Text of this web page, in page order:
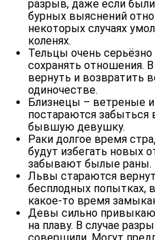
разрыв, даже если
бурных выяснений
некоторых случаях
коленях.
Тельцы очень
сохранять отношения.
вернуть и возвратить
одиночестве.
Близнецы – ветреные
постараются забыться
бывшую девушку.
Раки долгое время
будут избегать новых
забывают былые раны.
Львы стараются
бесплодных попытках,
какое-то время
Девы сильно
на плаву. В случае
совершили. Могут